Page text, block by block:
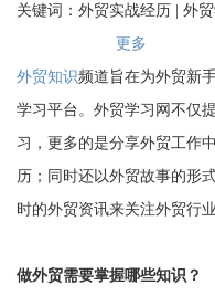
关键词：外贸实战经历 | 外
更多
外贸知识频道旨在为外贸新
学习平台。外贸学习网不仅
习，更多的是分享外贸工作
历；同时还以外贸故事的形
时的外贸资讯来关注外贸行
做外贸需要掌握哪些知识？